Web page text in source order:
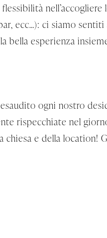
ecc…): ci siamo
bella esperienza
ogni nostro
rispecchiate nel
chiesa e della location!